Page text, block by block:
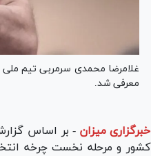
غلامرضا محمدی سرمربی تیم ملی
معرفی شد.
خبرگزاری میزان - بر اساس